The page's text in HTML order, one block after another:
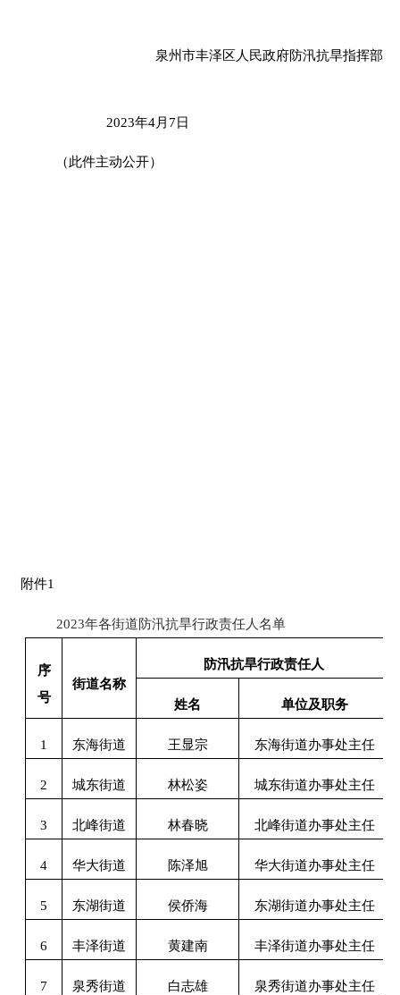
泉州市丰泽区人民政府防汛抗旱指挥部
2023年4月 7日
（此件主动公开）
附件1
2023年各街道防汛抗旱行政责任人名单
序
号
街道名称
防汛抗旱行政责任人
姓名 单位及职务
1 东海街道 王显宗 东海街道办事处主任
2 城东街道 林松姿 城东街道办事处主任
3 北峰街道 林春晓 北峰街道办事处主任
4 华大街道 陈泽旭 华大街道办事处主任
5 东湖街道 侯侨海 东湖街道办事处主任
6 丰泽街道 黄建南 丰泽街道办事处主任
7 泉秀街道 白志雄 泉秀街道办事处主任